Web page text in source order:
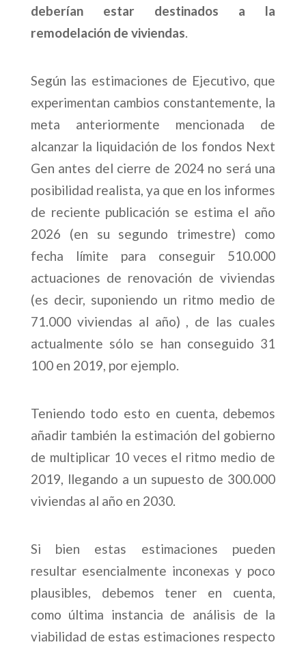
deberían estar destinados a la
remodelación de viviendas.
Según las estimaciones de Ejecutivo, que
experimentan cambios constantemente, la
meta anteriormente mencionada de
alcanzar la liquidación de los fondos Next
Gen antes del cierre de 2024 no será una
posibilidad realista, ya que en los informes
de reciente publicación se estima el año
2026 (en su segundo trimestre) como
fecha límite para conseguir 510.000
actuaciones de renovación de viviendas
(es decir, suponiendo un ritmo medio de
71.000 viviendas al año) , de las cuales
actualmente sólo se han conseguido 31
100 en 2019, por ejemplo.
Teniendo todo esto en cuenta, debemos
añadir también la estimación del gobierno
de multiplicar 10 veces el ritmo medio de
2019, llegando a un supuesto de 300.000
viviendas al año en 2030.
Si bien estas estimaciones pueden
resultar esencialmente inconexas y poco
plausibles, debemos tener en cuenta,
como última instancia de análisis de la
viabilidad de estas estimaciones respecto